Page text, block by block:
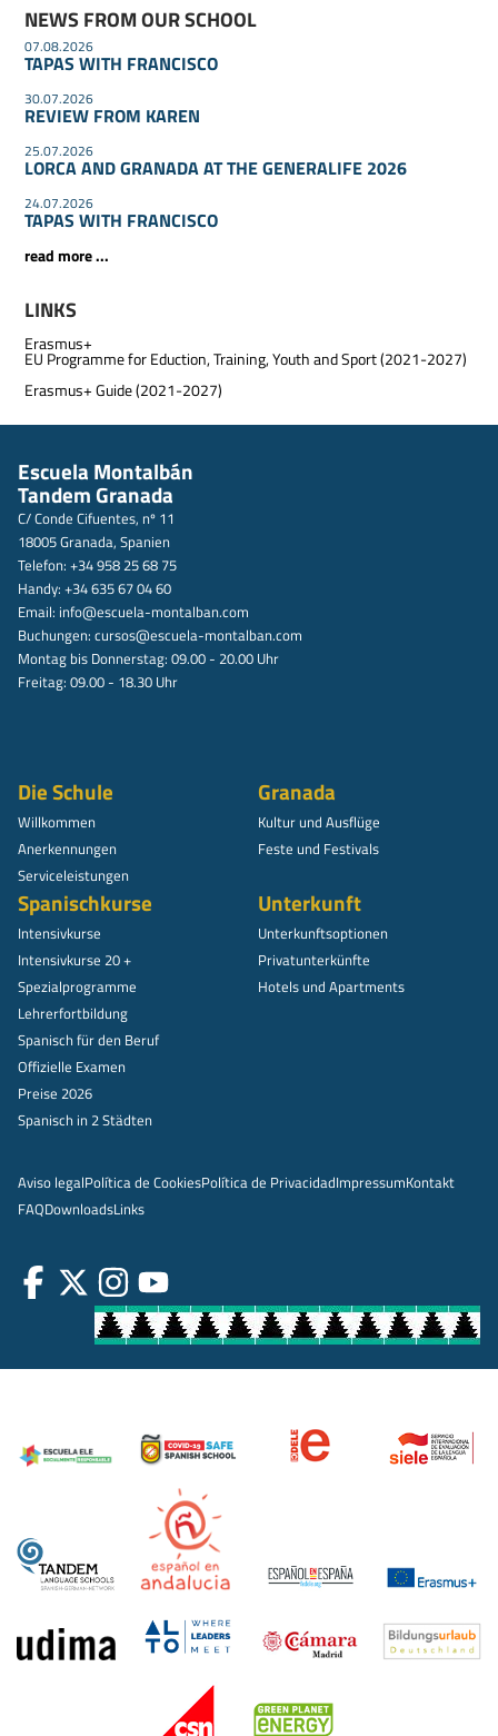
NEWS FROM OUR SCHOOL
07.08.2026
TAPAS WITH FRANCISCO
30.07.2026
REVIEW FROM KAREN
25.07.2026
LORCA AND GRANADA AT THE GENERALIFE 2026
24.07.2026
TAPAS WITH FRANCISCO
read more ...
LINKS
Erasmus+
EU Programme for Eduction, Training, Youth and Sport (2021-2027)
Erasmus+ Guide (2021-2027)
Escuela Montalbán
Tandem Granada
C/ Conde Cifuentes, nº 11
18005 Granada, Spanien
Telefon: +34 958 25 68 75
Handy: +34 635 67 04 60
Email: info@escuela-montalban.com
Buchungen: cursos@escuela-montalban.com
Montag bis Donnerstag: 09.00 - 20.00 Uhr
Freitag: 09.00 - 18.30 Uhr
Die Schule
Willkommen
Anerkennungen
Serviceleistungen
Granada
Kultur und Ausflüge
Feste und Festivals
Spanischkurse
Intensivkurse
Intensivkurse 20 +
Spezialprogramme
Lehrerfortbildung
Spanisch für den Beruf
Offizielle Examen
Preise 2026
Spanisch in 2 Städten
Unterkunft
Unterkunftsoptionen
Privatunterkünfte
Hotels und Apartments
Aviso legalPolítica de CookiesPolítica de PrivacidadImpressumKontakt
FAQDownloadsLinks